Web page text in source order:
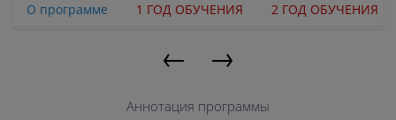
О программе 1 ГОД ОБУЧЕНИЯ 2 ГОД ОБУЧЕНИЯ
← →
Аннотация программы